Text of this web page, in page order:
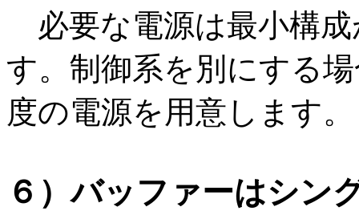
必要な電源は最小構
す。制御系を別にする
度の電源を用意します。
６）バッファーはシン